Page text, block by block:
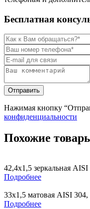
Бесплатная
Нажимая кнопку
конфиденциальности
Похожие
42,4х1,5 зеркальная
Подробнее
33х1,5 матовая AISI
Подробнее